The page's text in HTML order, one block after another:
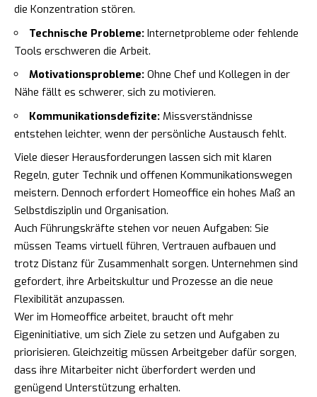
die Konzentration stören.
Technische Probleme: Internetprobleme oder fehlende
Tools erschweren die Arbeit.
Motivationsprobleme: Ohne Chef und Kollegen in der
Nähe fällt es schwerer, sich zu motivieren.
Kommunikationsdefizite: Missverständnisse
entstehen leichter, wenn der persönliche Austausch fehlt.
Viele dieser Herausforderungen lassen sich mit klaren
Regeln, guter Technik und offenen Kommunikationswegen
meistern. Dennoch erfordert Homeoffice ein hohes Maß an
Selbstdisziplin und Organisation.
Auch Führungskräfte stehen vor neuen Aufgaben: Sie
müssen Teams virtuell führen, Vertrauen aufbauen und
trotz Distanz für Zusammenhalt sorgen. Unternehmen sind
gefordert, ihre Arbeitskultur und Prozesse an die neue
Flexibilität anzupassen.
Wer im Homeoffice arbeitet, braucht oft mehr
Eigeninitiative, um sich Ziele zu setzen und Aufgaben zu
priorisieren. Gleichzeitig müssen Arbeitgeber dafür sorgen,
dass ihre Mitarbeiter nicht überfordert werden und
genügend Unterstützung erhalten.